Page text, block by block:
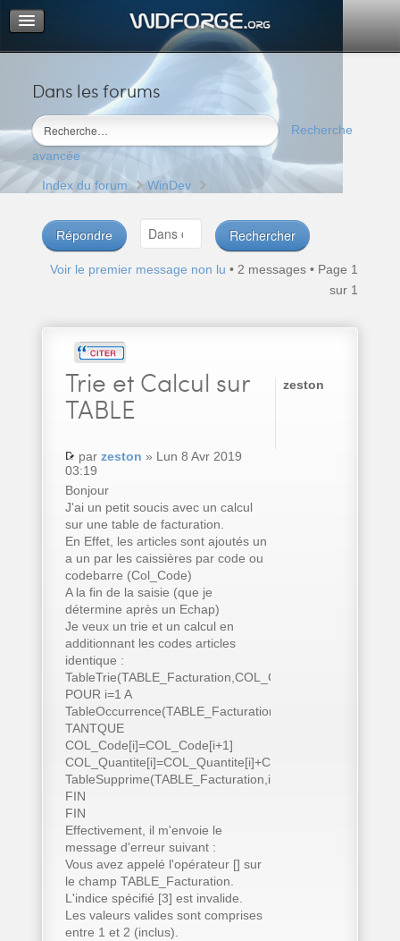
Dans les forums
Recherche
avancée
Portail
Index du forum
M’enregistrer
Connexion
Index du forum WinDev
Répondre
Voir le premier message non lu • 2 messages • Page 1
sur 1
Trie et Calcul sur
TABLE
par zeston » Lun 8 Avr 2019
03:19
Bonjour
J'ai un petit soucis avec un calcul
sur une table de facturation.
En Effet, les articles sont ajoutés un
a un par les caissières par code ou
codebarre (Col_Code)
A la fin de la saisie (que je
détermine après un Echap)
Je veux un trie et un calcul en
additionnant les codes articles
identique :
TableTrie(TABLE_Facturation,COL_Code..Nom)
POUR i=1 A
TableOccurrence(TABLE_Facturation)
TANTQUE
COL_Code[i]=COL_Code[i+1]
COL_Quantite[i]=COL_Quantite[i]+COL_Quantite[i+1]
TableSupprime(TABLE_Facturation,i+1)
FIN
FIN
Effectivement, il m'envoie le
message d'erreur suivant :
Vous avez appelé l'opérateur [] sur
le champ TABLE_Facturation.
L'indice spécifié [3] est invalide.
Les valeurs valides sont comprises
entre 1 et 2 (inclus).
zeston